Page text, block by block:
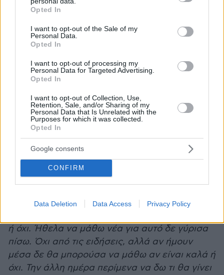
grant or deny consent to Google and its third-party tags to
use your data for below specified purposes in below Google
consent section.
Opted In
I want to opt-out of the Sale of my
Personal Data.
Opted In
I want to opt-out of processing my
Personal Data for Targeted Advertising.
Opted In
I want to opt-out of Collection, Use,
Retention, Sale, and/or Sharing of my
Personal Data that Is Unrelated with the
Purposes for which it was collected.
Opted In
Google consents
CONFIRM
Data Deletion Data Access Privacy Policy
τη σειρά του.
Ο κατηγορούμενος υποστήριξε ότι δεν έβαλε
ποτέ όπισθεν στο αυτοκίνητο αλλά πάτησε
γκάζι για να φύγει, ενώ κατάλαβε ότι ήταν
«πειραγμένο» μετά την παράσυρση.
«Είδα τον κόσμο που μαζεύονταν εκεί. Μετά
έμεινε το αμάξι στο Σέιχ Σου και ένας
περαστικός μας πήρε από εκεί. Δεν είχε
πινακίδες, τις είχα βγάλει για να τις κρύψω. Με
ενδιέφερε μόνο το πώς θα κρυφτώ, την πρώτη
ώρα. Τις πινακίδες τις πέταξα. Η συνοδηγός
ήταν τρομαγμένη. Δε ξέρω γιατί το έκανα αυτό
αυτό που είδα, με αυτό που έγινε και με αυτό
ή όχι. Ήθελα να μάθω νέα για αυτό δε γύρισα
πίσω. Όχι από τις ειδήσεις, αλλά αν ήμουν
μέσα δε θα μπορούσα να μάθω αν είναι καλά ή
όχι. Την άλλη ημέρα περίμενα να δω τι θα γίνει